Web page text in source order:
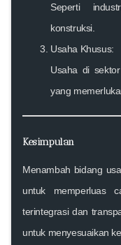
Seperti
konstruksi.
Usaha Khusus:
Usaha di
yang
Kesimpulan
Menambah bidang
untuk memperluas
terintegrasi dan
untuk menyesuaikan